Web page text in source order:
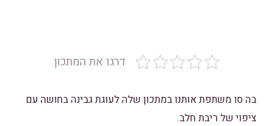
דרגו את המתכון
בה סו משתפת אותנו במתכון שלה לעוגת גבינה בחושה עם
ציפוי של ריבת חלב.